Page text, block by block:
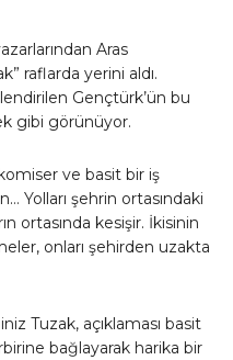
Aras
raflarda yerini aldı.
Gençtürk’ün bu
gibi görünüyor.
ve basit bir iş
Yolları şehrin ortasındaki
ortasında kesişir. İkisinin
onları şehirden uzakta
Tuzak, açıklaması basit
bağlayarak harika bir